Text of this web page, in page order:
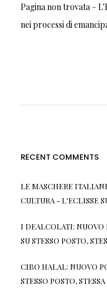
Pagina non trovata –
nei processi di
RECENT COMMENTS
LE MASCHERE
CULTURA - L'ECLISSE
I DEALCOLATI: NUOVO
SUSTESSO POSTO,
CIBO HALAL: NUOVO
STESSO POSTO,